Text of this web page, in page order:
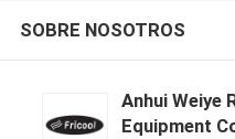
SOBRE NOSOTROS
Anhui Weiye
Equipment